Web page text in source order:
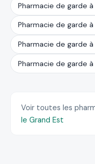
Pharmacie de garde
Pharmacie de garde
Pharmacie de garde à
Pharmacie de garde
Voir toutes les
le Grand Est